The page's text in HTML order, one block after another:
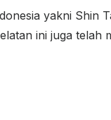
yakni Shin
ini juga